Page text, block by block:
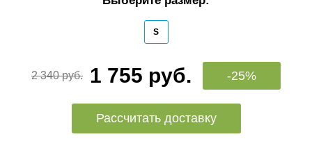
S
2 340 руб. 1 755 руб. -25%
Рассчитать доставку